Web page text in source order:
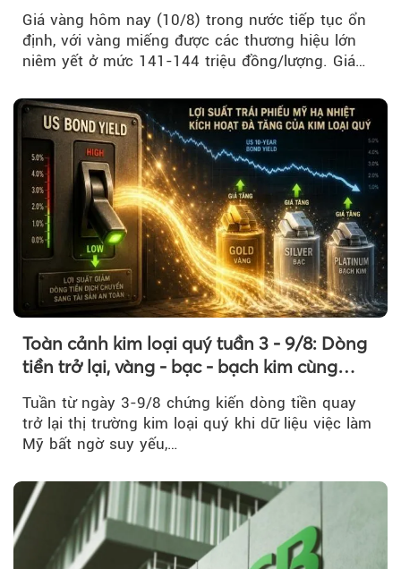
Giá vàng hôm nay (10/8) trong nước tiếp tục ổn
định, với vàng miếng được các thương hiệu lớn
niêm yết ở mức 141-144 triệu đồng/lượng. Giá
kể so với phiên trước.
Toàn cảnh kim loại quý tuần 3 - 9/8: Dòng
tiền trở lại, vàng - bạc - bạch kim cùng
tăng tốc
Tuần từ ngày 3-9/8 chứng kiến dòng tiền quay
trở lại thị trường kim loại quý khi dữ liệu việc làm
Mỹ bất ngờ suy yếu,…